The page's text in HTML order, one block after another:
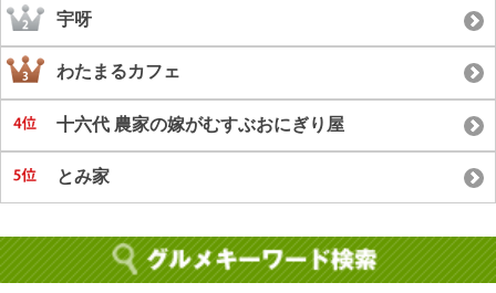
宇呀
わたまるカフェ
十六代 農家の嫁がむすぶおにぎり屋
とみ家